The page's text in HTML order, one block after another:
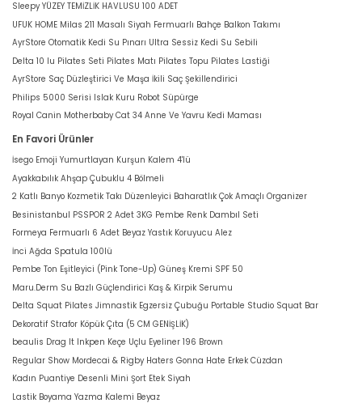
Sleepy YÜZEY TEMİZLİK HAVLUSU 100 ADET
UFUK HOME Milas 211 Masalı Siyah Fermuarlı Bahçe Balkon Takımı
AyrStore Otomatik Kedi Su Pınarı Ultra Sessiz Kedi Su Sebili
Delta 10 lu Pilates Seti Pilates Matı Pilates Topu Pilates Lastiği
AyrStore Saç Düzleştirici Ve Maşa İkili Saç Şekillendirici
Philips 5000 Serisi Islak Kuru Robot Süpürge
Royal Canin Motherbaby Cat 34 Anne Ve Yavru Kedi Maması
En Favori Ürünler
İsego Emoji Yumurtlayan Kurşun Kalem 4'lü
Ayakkabılık Ahşap Çubuklu 4 Bölmeli
2 Katlı Banyo Kozmetik Takı Düzenleyici Baharatlık Çok Amaçlı Organizer
Besinistanbul PSSPOR 2 Adet 3KG Pembe Renk Dambıl Seti
Formeya Fermuarlı 6 Adet Beyaz Yastık Koruyucu Alez
İnci Ağda Spatula 100lü
Pembe Ton Eşitleyici (Pink Tone-Up) Güneş Kremi SPF 50
Maru.Derm Su Bazlı Güçlendirici Kaş & Kirpik Serumu
Delta Squat Pilates Jimnastik Egzersiz Çubuğu Portable Studio Squat Bar
Dekoratif Strafor Köpük Çıta (5 CM GENİŞLİK)
beaulis Drag It Inkpen Keçe Uçlu Eyeliner 196 Brown
Regular Show Mordecai & Rigby Haters Gonna Hate Erkek Cüzdan
Kadın Puantiye Desenli Mini Şort Etek Siyah
Lastik Boyama Yazma Kalemi Beyaz